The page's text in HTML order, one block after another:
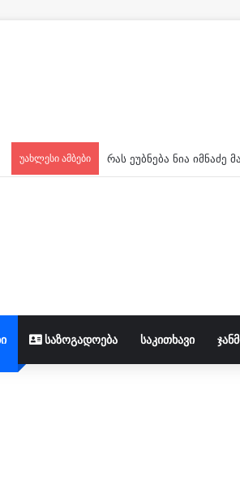
უახლესი ამბები
საზოგადოება საკითხავი